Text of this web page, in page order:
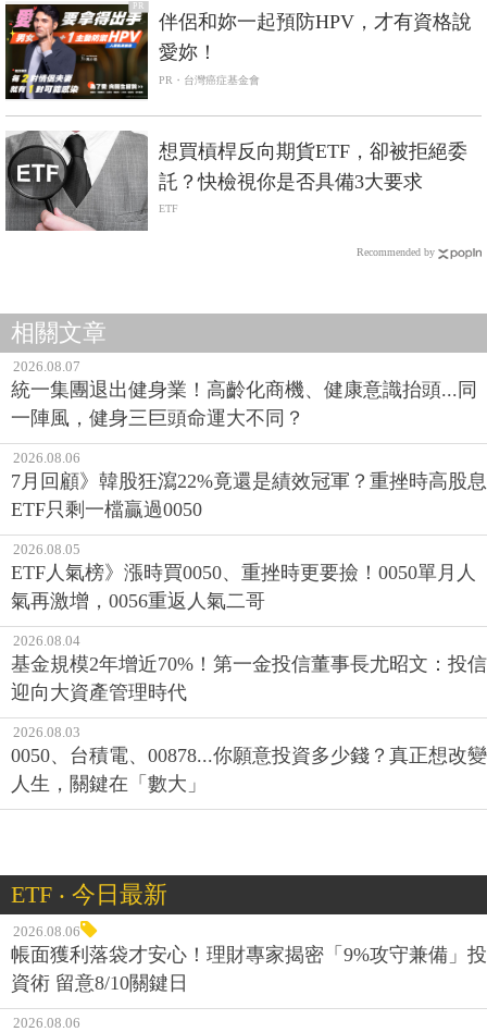
PR
伴侶和妳一起預防HPV，才有資格說
愛妳！
PR・台灣癌症基金會
想買槓桿反向期貨ETF，卻被拒絕委
託？快檢視你是否具備3大要求
ETF
Recommended by
相關文章
2026.08.07
統一集團退出健身業！高齡化商機、健康意識抬頭...同
一陣風，健身三巨頭命運大不同？
2026.08.06
7月回顧》韓股狂瀉22%竟還是績效冠軍？重挫時高股息
ETF只剩一檔贏過0050
2026.08.05
ETF人氣榜》漲時買0050、重挫時更要撿！0050單月人
氣再激增，0056重返人氣二哥
2026.08.04
基金規模2年增近70%！第一金投信董事長尤昭文：投信
迎向大資產管理時代
2026.08.03
0050、台積電、00878...你願意投資多少錢？真正想改變
人生，關鍵在「數大」
ETF ‧ 今日最新
2026.08.06
帳面獲利落袋才安心！理財專家揭密「9%攻守兼備」投
資術 留意8/10關鍵日
2026.08.06